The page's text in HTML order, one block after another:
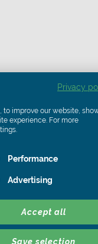
Privacy
to improve our website,
experience. For more
Performance
Advertising
Accept all
Save selection